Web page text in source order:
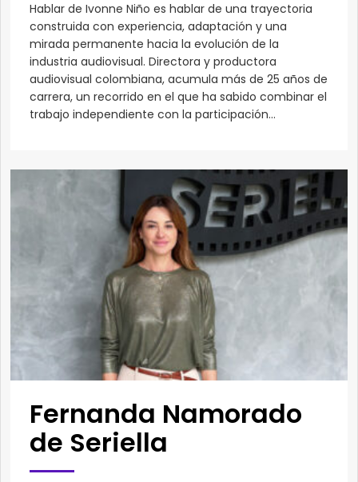
Hablar de Ivonne Niño es hablar de una trayectoria
construida con experiencia, adaptación y una
mirada permanente hacia la evolución de la
industria audiovisual. Directora y productora
audiovisual colombiana, acumula más de 25 años de
carrera, un recorrido en el que ha sabido combinar el
trabajo independiente con la participación...
Fernanda Namorado
de Seriella